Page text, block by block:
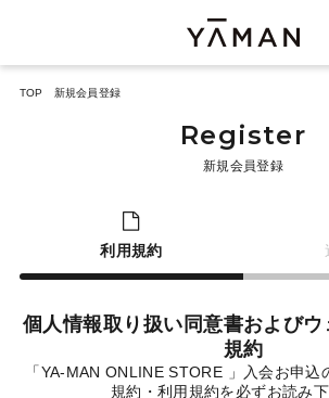
TOP 新規会員登録
Register
新規会員登録
利用規約
個人情報取り扱い同意書およびウ
規約
「YA-MAN ONLINE STORE 」入会お申込
規約・利用規約を必ずお読み下